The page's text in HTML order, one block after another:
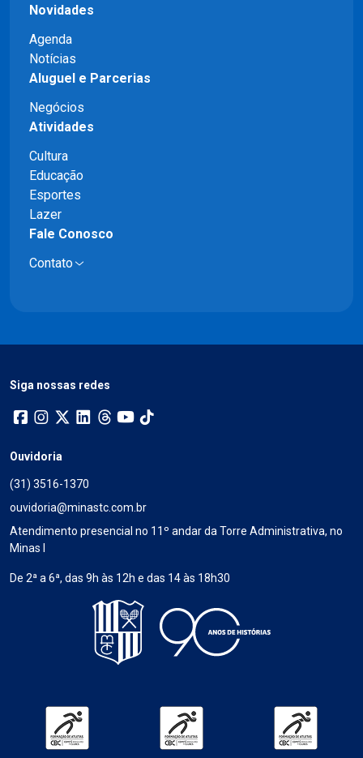
Novidades
Agenda
Notícias
Aluguel e Parcerias
Negócios
Atividades
Cultura
Educação
Esportes
Lazer
Fale Conosco
Contato
Siga nossas redes
Ouvidoria
(31) 3516-1370
ouvidoria@minastc.com.br
Atendimento presencial no 11º andar da Torre Administrativa, no
Minas I
De 2ª a 6ª, das 9h às 12h e das 14 às 18h30